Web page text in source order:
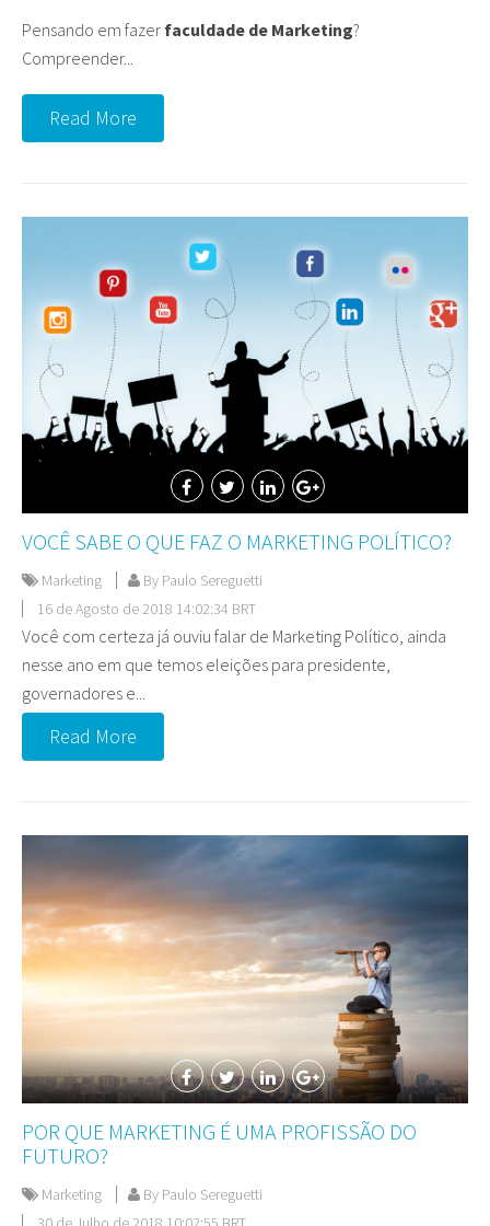
Pensando em fazer faculdade de Marketing?
Compreender...
Read More
VOCÊ SABE O QUE FAZ O MARKETING POLÍTICO?
Marketing
By Paulo Sereguetti
16 de Agosto de 2018 14:02:34 BRT
Você com certeza já ouviu falar de Marketing Político, ainda
nesse ano em que temos eleições para presidente,
governadores e...
Read More
POR QUE MARKETING É UMA PROFISSÃO DO
FUTURO?
Marketing
By Paulo Sereguetti